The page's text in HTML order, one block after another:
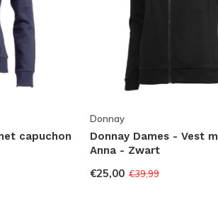
capuchon
Donnay
Donnay Dames - Vest
Anna - Zwart
€25,00 €39,99